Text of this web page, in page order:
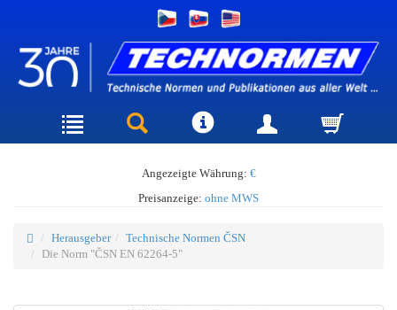
Angezeigte Währung: €
Preisanzeige: ohne MWS
Herausgeber
Technische Normen ČSN
Die Norm "ČSN EN 62264-5"